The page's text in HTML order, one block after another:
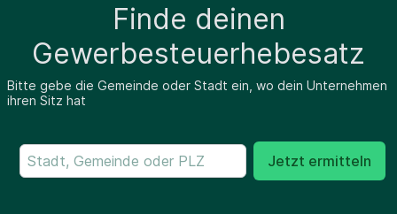
Finde deinen
Gewerbesteuerhebesatz
Bitte gebe die Gemeinde oder Stadt ein, wo dein Unternehmen
ihren Sitz hat
Jetzt ermitteln